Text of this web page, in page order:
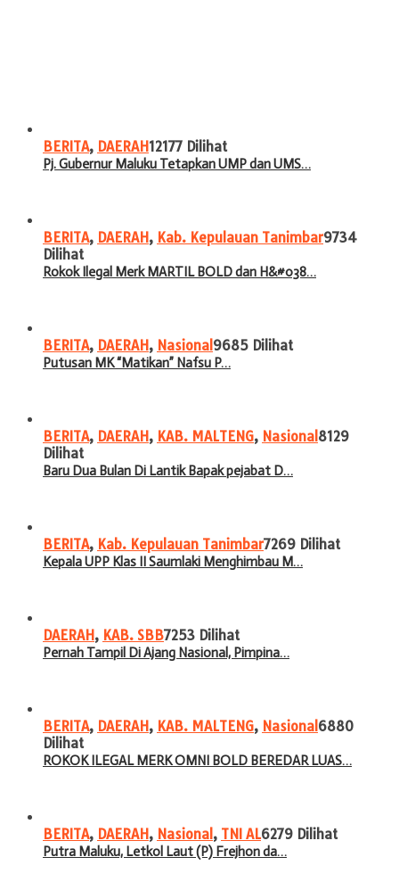
BERITA, DAERAH12177 Dilihat
Pj. Gubernur Maluku Tetapkan UMP dan UMS…
BERITA, DAERAH, Kab. Kepulauan Tanimbar9734
Dilihat
Rokok Ilegal Merk MARTIL BOLD dan H&#038…
BERITA, DAERAH, Nasional 9685 Dilihat
Putusan MK “Matikan” Nafsu P…
BERITA, DAERAH, KAB. MALTENG, Nasional 8129
Dilihat
Baru Dua Bulan Di Lantik Bapak pejabat D…
BERITA, Kab. Kepulauan Tanimbar7269 Dilihat
Kepala UPP Klas II Saumlaki Menghimbau M…
DAERAH, KAB. SBB7253 Dilihat
Pernah Tampil Di Ajang Nasional, Pimpina…
BERITA, DAERAH, KAB. MALTENG, Nasional 6880
Dilihat
ROKOK ILEGAL MERK OMNI BOLD BEREDAR LUAS…
BERITA, DAERAH, Nasional , TNI AL6279 Dilihat
Putra Maluku, Letkol Laut (P) Frejhon da…